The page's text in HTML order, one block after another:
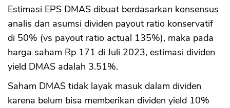
Estimasi EPS DMAS dibuat berdasarkan konsensus
analis dan asumsi dividen payout ratio konservatif
di 50% (vs payout ratio actual 135%), maka pada
harga saham Rp 171 di Juli 2023, estimasi dividen
yield DMAS adalah 3.51%.
Saham DMAS tidak layak masuk dalam dividen
karena belum bisa memberikan dividen yield 10%